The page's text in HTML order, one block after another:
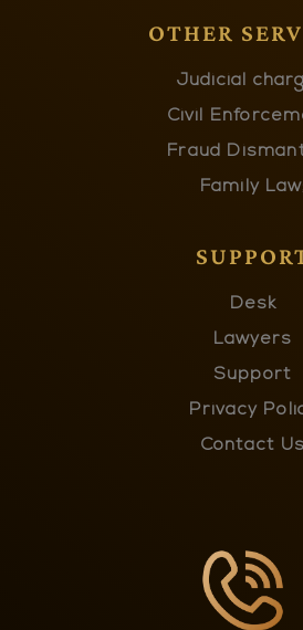
OTHER
Judicial
Civil
Fraud
Family
Desk
Lawyers
Support
Privacy
Contact Us